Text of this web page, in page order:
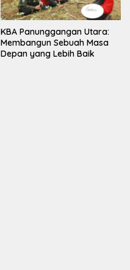
KBA Panunggangan Utara:
Membangun Sebuah Masa
Depan yang Lebih Baik